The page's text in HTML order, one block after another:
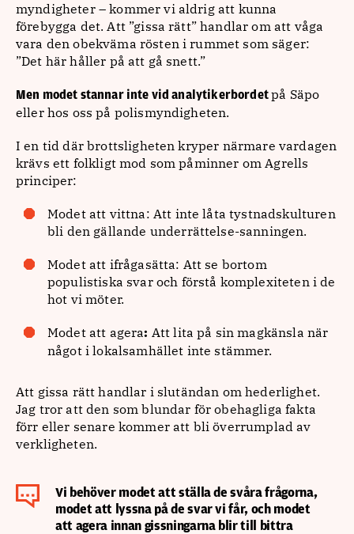
myndigheter – kommer vi aldrig att kunna
förebygga det. Att ”gissa rätt” handlar om att våga
vara den obekväma rösten i rummet som säger:
”Det här håller på att gå snett.”
Men modet stannar inte vid analytikerbordetpå Säpo
eller hos oss på polismyndigheten.
I en tid där brottsligheten kryper närmare vardagen
krävs ett folkligt mod som påminner om Agrells
principer:
Modet att vittna: Att inte låta tystnadskulturen
bli den gällande underrättelse-sanningen.
Modet att ifrågasätta: Att se bortom
populistiska svar och förstå komplexiteten i de
hot vi möter.
Modet att agera: Att lita på sin magkänsla när
något i lokalsamhället inte stämmer.
Att gissa rätt handlar i slutändan om hederlighet.
Jag tror att den som blundar för obehagliga fakta
förr eller senare kommer att bli överrumplad av
verkligheten.
Vi behöver modet att ställa de svåra frågorna,
modet att lyssna på de svar vi får, och modet
att agera innan gissningarna blir till bittra